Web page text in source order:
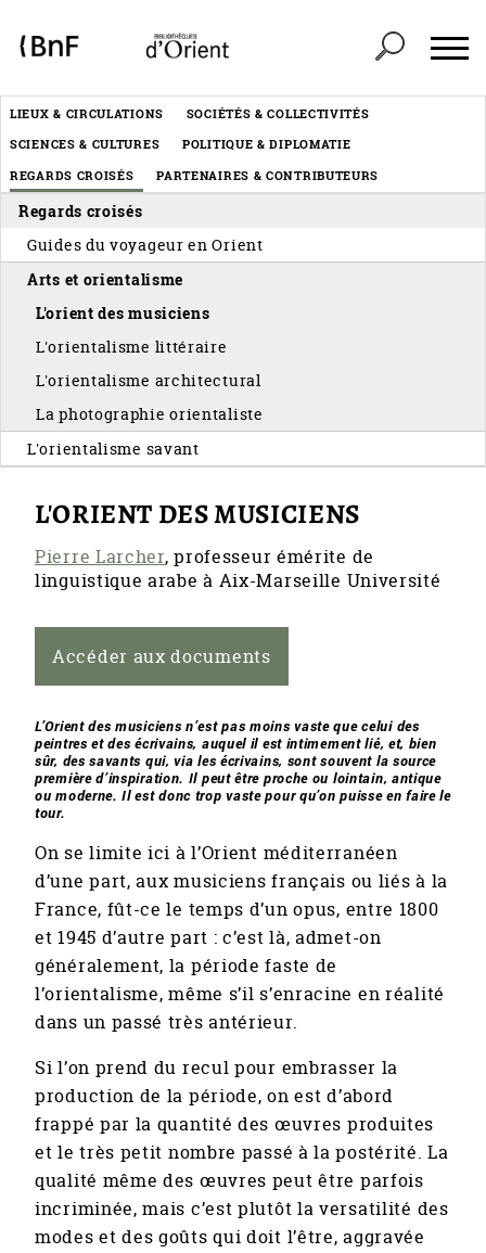
Menu
éditorial
LIEUX & CIRCULATIONS
SOCIÉTÉS & COLLECTIVITÉS
SCIENCES & CULTURES
POLITIQUE & DIPLOMATIE
REGARDS CROISÉS
PARTENAIRES & CONTRIBUTEURS
Regards croisés
Guides du voyageur en Orient
Arts et orientalisme
L'orient des musiciens
L'orientalisme littéraire
L'orientalisme architectural
La photographie orientaliste
L'orientalisme savant
L'ORIENT DES MUSICIENS
Pierre Larcher, professeur émérite de
linguistique arabe à Aix-Marseille Université
Accéder aux documents
L’Orient des musiciens n’est pas moins vaste que celui des
peintres et des écrivains, auquel il est intimement lié, et, bien
sûr, des savants qui, via les écrivains, sont souvent la source
première d’inspiration. Il peut être proche ou lointain, antique
ou moderne. Il est donc trop vaste pour qu’on puisse en faire le
tour.
On se limite ici à l’Orient méditerranéen
d’une part, aux musiciens français ou liés à la
France, fût-ce le temps d’un opus, entre 1800
et 1945 d’autre part : c’est là, admet-on
généralement, la période faste de
l’orientalisme, même s’il s’enracine en réalité
dans un passé très antérieur.
Si l’on prend du recul pour embrasser la
production de la période, on est d’abord
frappé par la quantité des œuvres produites
et le très petit nombre passé à la postérité. La
qualité même des œuvres peut être parfois
incriminée, mais c’est plutôt la versatilité des
modes et des goûts qui doit l’être, aggravée